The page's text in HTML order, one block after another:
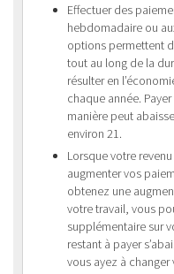
Effectuer des
hebdomadaire ou
options permettent
tout au long de la
résulter en
chaque année.
manière peut
environ 21.
Lorsque votre
augmenter vos
obtenez une
votre travail, vous
supplémentaire sur
restant à payer
vous ayez à